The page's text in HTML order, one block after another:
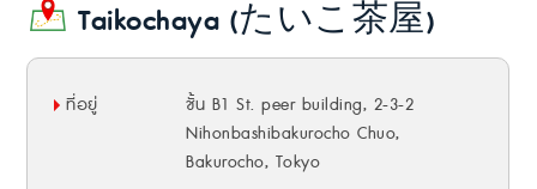
Taikochaya (たいこ茶屋)
ที่อยู่
ชั้น B1 St. peer building, 2-3-2
Nihonbashibakurocho Chuo,
Bakurocho, Tokyo